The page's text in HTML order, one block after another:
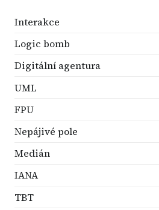
Interakce
Logic bomb
Digitální agentura
UML
FPU
Nepájivé pole
Medián
IANA
TBT